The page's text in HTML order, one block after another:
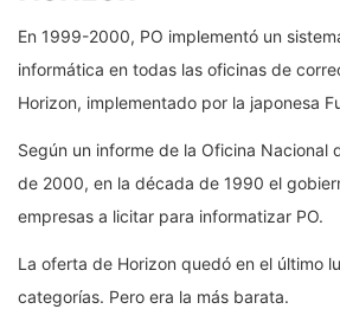
En 1999-2000, PO implementó un
informática en todas las oficinas de
Horizon, implementado por la japonesa
Según un informe de la Oficina Nacional
de 2000, en la década de 1990 el
empresas a licitar para informatizar PO.
La oferta de Horizon quedó en el último
categorías. Pero era la más barata.